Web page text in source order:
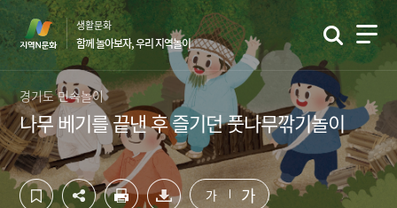
컨
텐
츠
영
역
바
로
가
기
하
단
영
역
바
로
가
기
생활문화
함께 놀아보자, 우리 지역놀이
경기도 민속놀이
나무 베기를 끝낸 후 즐기던 풋나무깎기놀이
가 가